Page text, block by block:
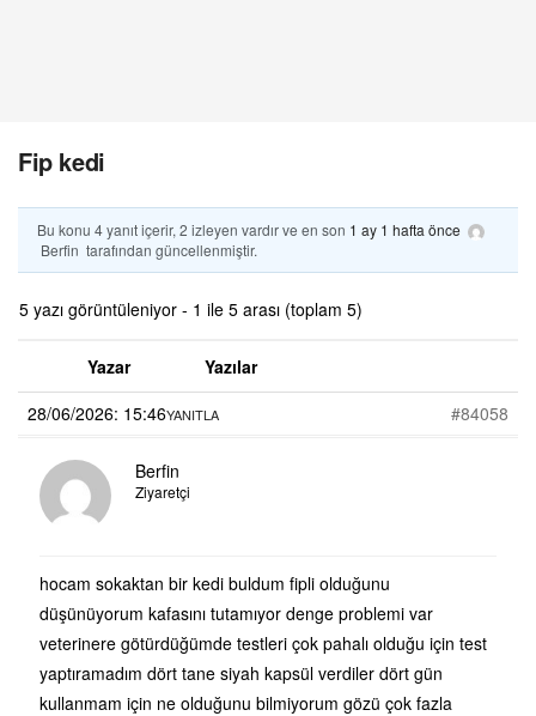
Fip kedi
Bu konu 4 yanıt içerir, 2 izleyen vardır ve en son 1 ay 1 hafta önce
Berfin tarafından güncellenmiştir.
5 yazı görüntüleniyor - 1 ile 5 arası (toplam 5)
Yazar
Yazılar
28/06/2026: 15:46
#84058
YANITLA
Berfin
Ziyaretçi
hocam sokaktan bir kedi buldum fipli olduğunu
düşünüyorum kafasını tutamıyor denge problemi var
veterinere götürdüğümde testleri çok pahalı olduğu için test
yaptıramadım dört tane siyah kapsül verdiler dört gün
kullanmam için ne olduğunu bilmiyorum gözü çok fazla